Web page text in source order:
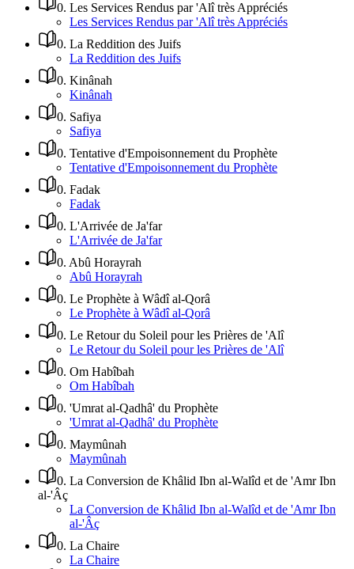
0. Les Services Rendus par 'Alî très Appréciés
Les Services Rendus par 'Alî très Appréciés
0. La Reddition des Juifs
La Reddition des Juifs
0. Kinânah
Kinânah
0. Safiya
Safiya
0. Tentative d'Empoisonnement du Prophète
Tentative d'Empoisonnement du Prophète
0. Fadak
Fadak
0. L'Arrivée de Ja'far
L'Arrivée de Ja'far
0. Abû Horayrah
Abû Horayrah
0. Le Prophète à Wâdî al-Qorâ
Le Prophète à Wâdî al-Qorâ
0. Le Retour du Soleil pour les Prières de 'Alî
Le Retour du Soleil pour les Prières de 'Alî
0. Om Habîbah
Om Habîbah
0. 'Umrat al-Qadhâ' du Prophète
'Umrat al-Qadhâ' du Prophète
0. Maymûnah
Maymûnah
0. La Conversion de Khâlid Ibn al-Walîd et de 'Amr Ibn
al-'Âç
La Conversion de Khâlid Ibn al-Walîd et de 'Amr Ibn
al-'Âç
0. La Chaire
La Chaire